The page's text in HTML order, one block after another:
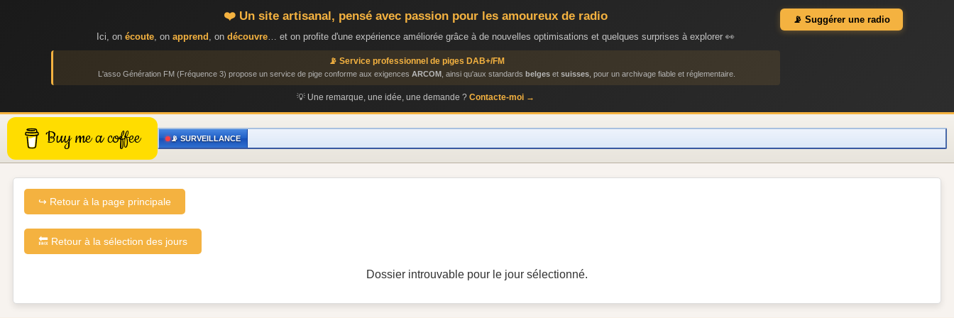
❤️ Un site artisanal, pensé avec passion pour les amoureux de radio
Ici, on écoute, on apprend , on découvre… et on profite d'une expérience améliorée grâce à de nouvelles optimisations et quelques surprises à explorer 👀
📡 Service professionnel de piges DAB+/FM
L'asso Génération FM (Fréquence 3) propose un service de pige conforme aux exigences ARCOM , ainsi qu'aux standards belges et suisses , pour un archivage fiable et réglementaire.
💡 Une remarque, une idée, une demande ? Contacte-moi →
📡 Suggérer une radio
Buy me a coffee 📡 SURVEILLANCE
↪ Retour à la page principale
🔙 Retour à la sélection des jours
Dossier introuvable pour le jour sélectionné.